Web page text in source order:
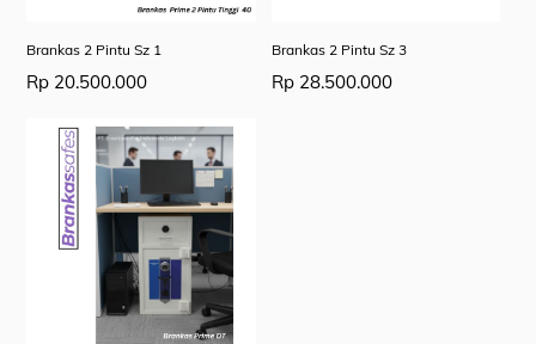
Brankas 2 Pintu Sz 1
Rp 20.500.000
Brankas 2 Pintu Sz 3
Rp28.500.000